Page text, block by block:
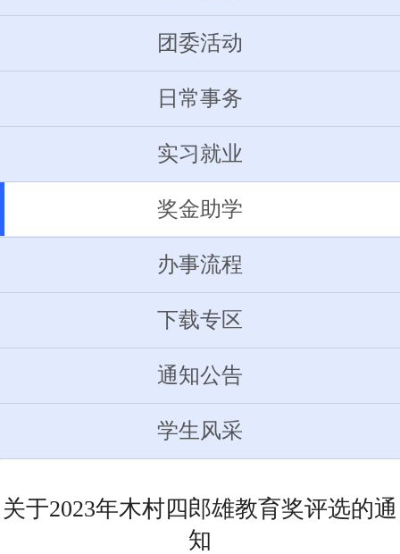
团委活动
日常事务
实习就业
奖金助学
办事流程
下载专区
通知公告
学生风采
关于2023年木村四郎雄教育奖评选的通
知